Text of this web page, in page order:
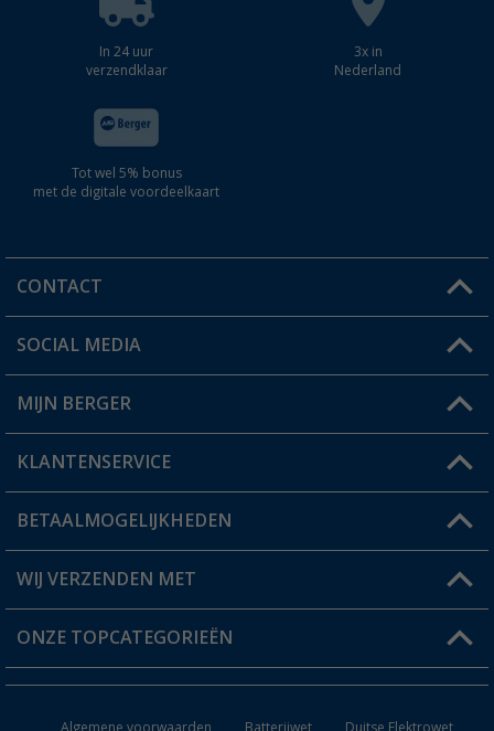
In 24 uur
verzendklaar
3x in
Nederland
Tot wel 5% bonus
met de digitale voordeelkaart
CONTACT
Een vraag?
Winkel vinden
SOCIAL MEDIA
MIJN BERGER
Mijn account
Status bestelling
Verlanglijstje
KLANTENSERVICE
FAQ & Contact
Verzendinformatie
Catalogus
BETAALMOGELIJKHEDEN
WIJ VERZENDEN MET
ONZE TOPCATEGORIEËN
Algemene voorwaarden Batterijwet Duitse Elektrowet